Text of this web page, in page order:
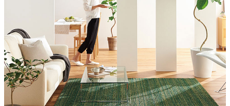
8色
組成
ナイロン100％
裏面
メディカルストップ